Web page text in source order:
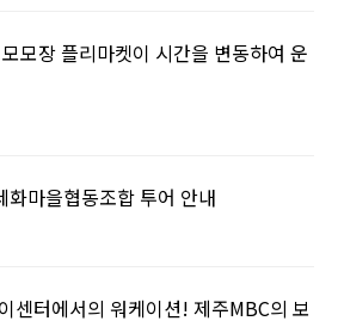
모장 플리마켓이 시간을 변동하여 운
마을협동조합 투어 안내
센터에서의 워케이션! 제주MBC의 보